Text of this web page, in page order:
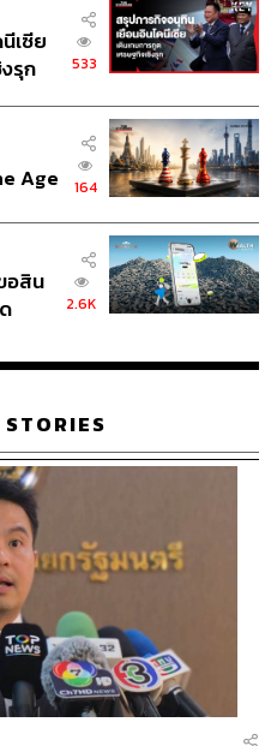
เซีย
รุก
533
Age
164
อสิน
2.6K